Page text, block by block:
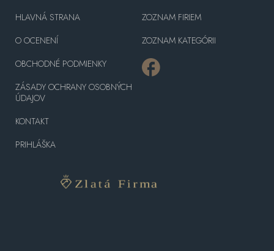
HLAVNÁ STRANA
O OCENENÍ
OBCHODNÉ PODMIENKY
ZÁSADY OCHRANY OSOBNÝCH
ÚDAJOV
KONTAKT
PRIHLÁŠKA
ZOZNAM FIRIEM
ZOZNAM KATEGÓRII